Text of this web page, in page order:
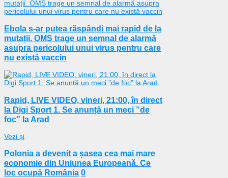
Ebola s-ar putea răspândi mai rapid de la
mutații. OMS trage un semnal de alarmă
asupra pericolului unui virus pentru care
nu există vaccin
Rapid, LIVE VIDEO, vineri, 21:00, în direct
la Digi Sport 1. Se anunță un meci ”de
foc” la Arad
Vezi și
Polonia a devenit a șasea cea mai mare
economie din Uniunea Europeană. Ce
loc ocupă România 0